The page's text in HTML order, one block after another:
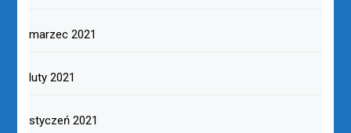
marzec 2021
luty 2021
styczeń 2021